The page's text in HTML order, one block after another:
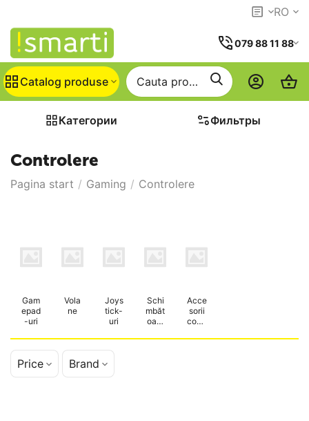
RO
079 88 11 88
Catalog produse
Категории Фильтры
Controlere
Pagina start / Gaming / Controlere
Gam
epad
-uri
Vola
ne
Joys
tick-
uri
Schi
mbăt
oare
vitez
Acce
sorii
contr
Price Brand